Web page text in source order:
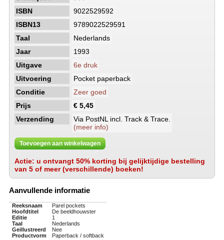
ISBN
9022529592
ISBN13
9789022529591
Taal
Nederlands
Jaar
1993
Uitgave
6e druk
Uitvoering
Pocket paperback
Conditie
Zeer goed
Prijs
€ 5,45
Verzending
Via PostNL incl. Track & Trace.
(meer info)
Toevoegen aan winkelwagen
Actie: u ontvangt 50% korting bij gelijktijdige bestelling
van 5 of meer (verschillende) boeken!
Aanvullende informatie
Reeksnaam
Parel pockets
Hoofdtitel
De beeldhouwster
Editie
1
Taal
Nederlands
Geillustreerd
Nee
Productvorm
Paperback / softback